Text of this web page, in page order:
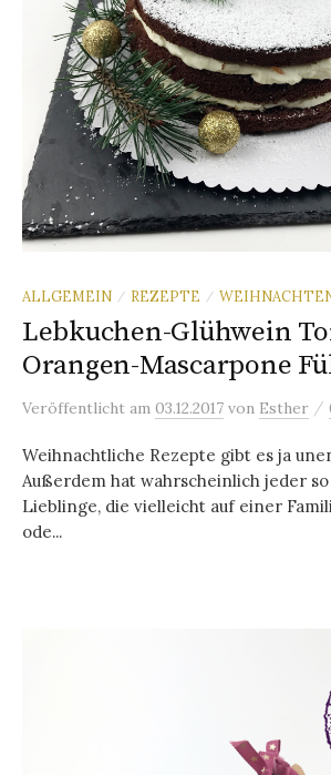
ALLGEMEIN / REZEPTE /
Lebkuchen-Glühwein
Orangen-Mascarpone
Veröffentlicht am 03.12.2017 von Esther /
Weihnachtliche Rezepte gibt es ja
Außerdem hat wahrscheinlich jeder
Lieblinge, die vielleicht auf einer
ode...